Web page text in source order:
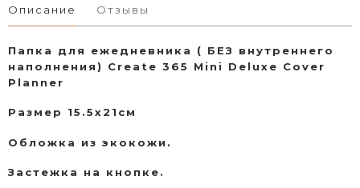
Описание Отзывы
Папка для ежедневника ( БЕЗ внутреннего
наполнения) Create 365 Mini Deluxe Cover
Planner
Размер 15.5х21см
Обложка из экокожи.
Застежка на кнопке.